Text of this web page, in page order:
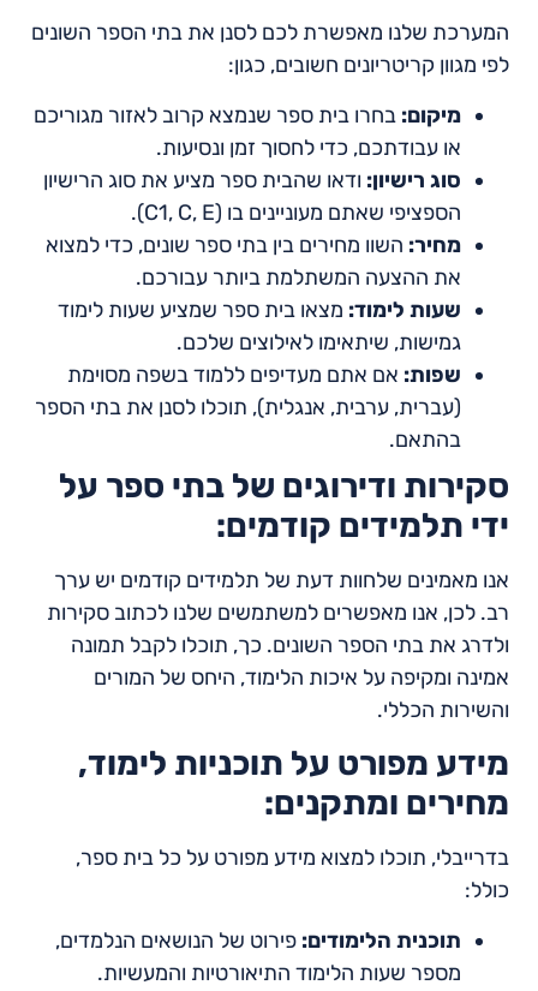
המערכת שלנו מאפשרת לכם לסנן את בתי הספר השונים
לפי מגוון קריטריונים חשובים, כגון:
מיקום: בחרו בית ספר שנמצא קרוב לאזור מגוריכם
או עבודתכם, כדי לחסוך זמן ונסיעות.
סוג רישיון: ודאו שהבית ספר מציע את סוג הרישיון
הספציפי שאתם מעוניינים בו (C1, C, E).
מחיר: השוו מחירים בין בתי ספר שונים, כדי למצוא
את ההצעה המשתלמת ביותר עבורכם.
שעות לימוד: מצאו בית ספר שמציע שעות לימוד
גמישות, שיתאימו לאילוצים שלכם.
שפות: אם אתם מעדיפים ללמוד בשפה מסוימת
(עברית, ערבית, אנגלית), תוכלו לסנן את בתי הספר
בהתאם.
סקירות ודירוגים של בתי ספר על
ידי תלמידים קודמים:
אנו מאמינים שלחוות דעת של תלמידים קודמים יש ערך
רב. לכן, אנו מאפשרים למשתמשים שלנו לכתוב סקירות
ולדרג את בתי הספר השונים. כך, תוכלו לקבל תמונה
אמינה ומקיפה על איכות הלימוד, היחס של המורים
והשירות הכללי.
מידע מפורט על תוכניות לימוד,
מחירים ומתקנים:
בדרייבלי, תוכלו למצוא מידע מפורט על כל בית ספר,
כולל:
תוכנית הלימודים: פירוט של הנושאים הנלמדים,
מספר שעות הלימוד התיאורטיות והמעשיות.